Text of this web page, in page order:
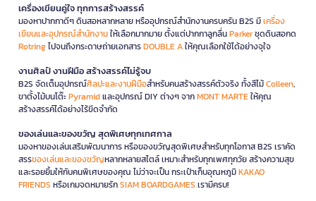
เครื่องเขียนคู่ใจ ทุกการสร้างสรรค์
มองหาปากกาดีๆ ดินสอหลากหลาย หรืออุปกรณ์สำนักงานครบครัน B2S มีเครื่อง
เขียนและอุปกรณ์สำนักงานให้เลือกมากมาย ตั้งแต่ปากกาลูกลื่นParkerชุดดินสอกด
Rotringไปจนถึงกระดาษถ่ายเอกสารDOUBLE Aให้คุณเลือกใช้ได้อย่างจุใจ
งานศิลป์ งานฝีมือ สร้างสรรค์ไม่รู้จบ
B2S จัดเต็มอุปกรณ์ศิลปะและงานฝีมือสำหรับคนสร้างสรรค์ตัวจริง ทั้งสีไม้Colleen,
ขาตั้งไม้บนโต๊ะPyramidและอุปกรณ์ DIY ต่างๆ จากMONT MARTEให้คุณ
สร้างสรรค์ได้อย่างไร้ขีดจำกัด
ของเล่นและของขวัญ สุดพิเศษทุกเทศกาล
มองหาของเล่นเสริมพัฒนาการ หรือของขวัญสุดพิเศษสำหรับทุกโอกาส B2S เราคัด
สรรของเล่นและของขวัญหลากหลายสไตล์ เหมาะสำหรับทุกเพศทุกวัย สร้างความสุข
และรอยยิ้มให้กับคนพิเศษของคุณ ไม่ว่าจะเป็น กระเป๋าเก็บอุณหภูมิKAKAO
FRIENDS หรือเกมจดหมายรักSIAM BOARDGAMES เรามีครบ!